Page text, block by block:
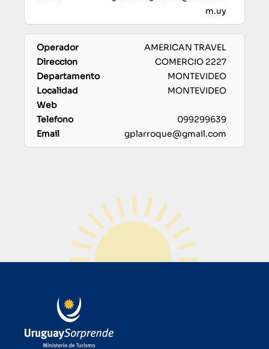
m.uy
AMERICAN TRAVEL
COMERCIO 2227
MONTEVIDEO
MONTEVIDEO
099299639
gplarroque@gmail.com